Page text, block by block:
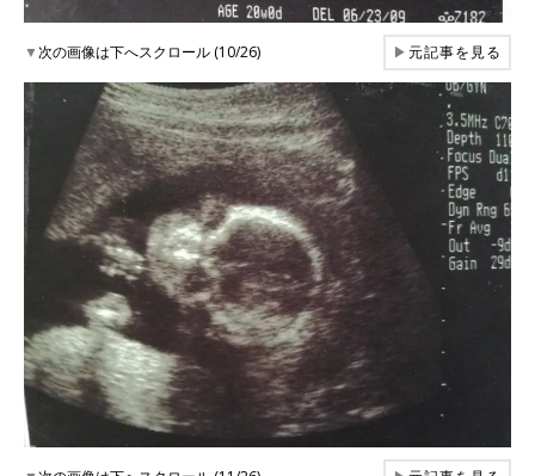
▼次の画像は下へスクロール (10/26) ▶元記事を見る